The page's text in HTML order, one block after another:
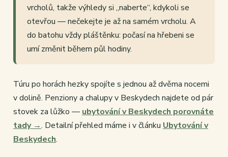
vrcholů, takže výhledy si „naberte“, kdykoli se
otevřou — nečekejte je až na samém vrcholu. A
do batohu vždy pláštěnku: počasí na hřebeni se
umí změnit během půl hodiny.
Túru po horách hezky spojíte s jednou až dvěma nocemi
v dolině. Penziony a chalupy v Beskydech najdete od pár
stovek za lůžko — ubytování v Beskydech porovnáte
tady →. Detailní přehled máme i v článku Ubytování v
Beskydech.